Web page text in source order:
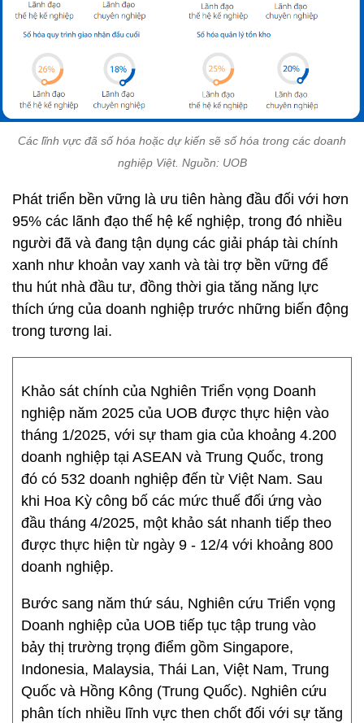
Các lĩnh vực đã số hóa hoặc dự kiến sẽ số hóa trong các doanh
nghiệp Việt. Nguồn: UOB
Phát triển bền vững là ưu tiên hàng đầu đối với hơn
95% các lãnh đạo thế hệ kế nghiệp, trong đó nhiều
người đã và đang tận dụng các giải pháp tài chính
xanh như khoản vay xanh và tài trợ bền vững để
thu hút nhà đầu tư, đồng thời gia tăng năng lực
thích ứng của doanh nghiệp trước những biến động
trong tương lai.
Khảo sát chính của Nghiên Triển vọng Doanh
nghiệp năm 2025 của UOB được thực hiện vào
tháng 1/2025, với sự tham gia của khoảng 4.200
doanh nghiệp tại ASEAN và Trung Quốc, trong
đó có 532 doanh nghiệp đến từ Việt Nam. Sau
khi Hoa Kỳ công bố các mức thuế đối ứng vào
đầu tháng 4/2025, một khảo sát nhanh tiếp theo
được thực hiện từ ngày 9 - 12/4 với khoảng 800
doanh nghiệp.
Bước sang năm thứ sáu, Nghiên cứu Triển vọng
Doanh nghiệp của UOB tiếp tục tập trung vào
bảy thị trường trọng điểm gồm Singapore,
Indonesia, Malaysia, Thái Lan, Việt Nam, Trung
Quốc và Hồng Kông (Trung Quốc). Nghiên cứu
phân tích nhiều lĩnh vực then chốt đối với sự tăng